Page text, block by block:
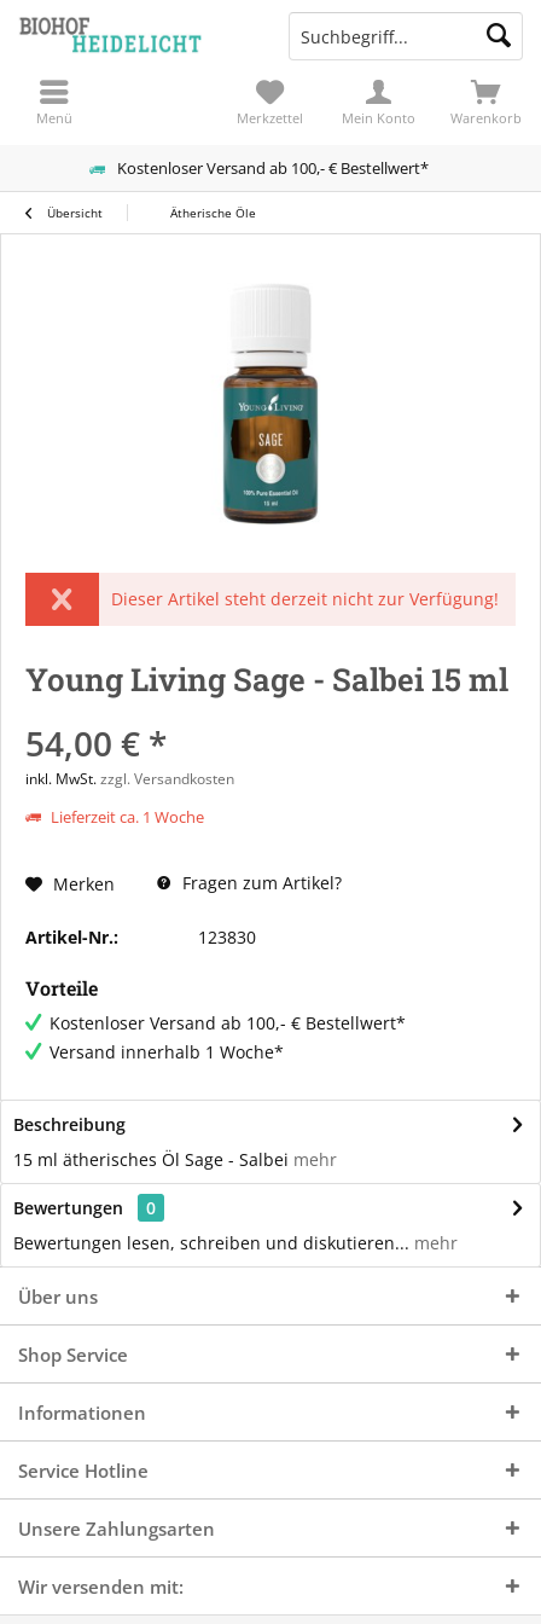
Kostenloser Versand ab 100,- € Bestellwert*
Warenkorb
Merkzettel Mein Konto
Menü
Übersicht Ätherische Öle
Dieser Artikel steht derzeit nicht zur Verfügung!
Young Living Sage - Salbei 15 ml
54,00 € *
inkl. MwSt.zzgl. Versandkosten
Lieferzeit ca. 1 Woche
Merken Fragen zum Artikel?
Artikel-Nr.: 123830
Vorteile
Kostenloser Versand ab 100,- € Bestellwert*
Versand innerhalb 1 Woche*
Beschreibung
15 ml ätherisches Öl Sage - Salbei mehr
Bewertungen
0
Bewertungen lesen, schreiben und diskutieren... mehr
Über uns
Shop Service
Informationen
Service Hotline
Unsere Zahlungsarten
Wir versenden mit: